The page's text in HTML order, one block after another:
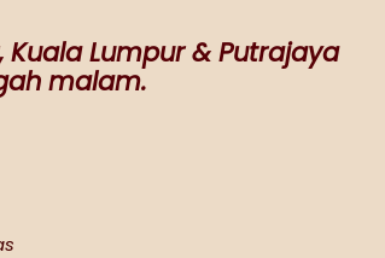
Kuala Lumpur & Putrajaya
malam.